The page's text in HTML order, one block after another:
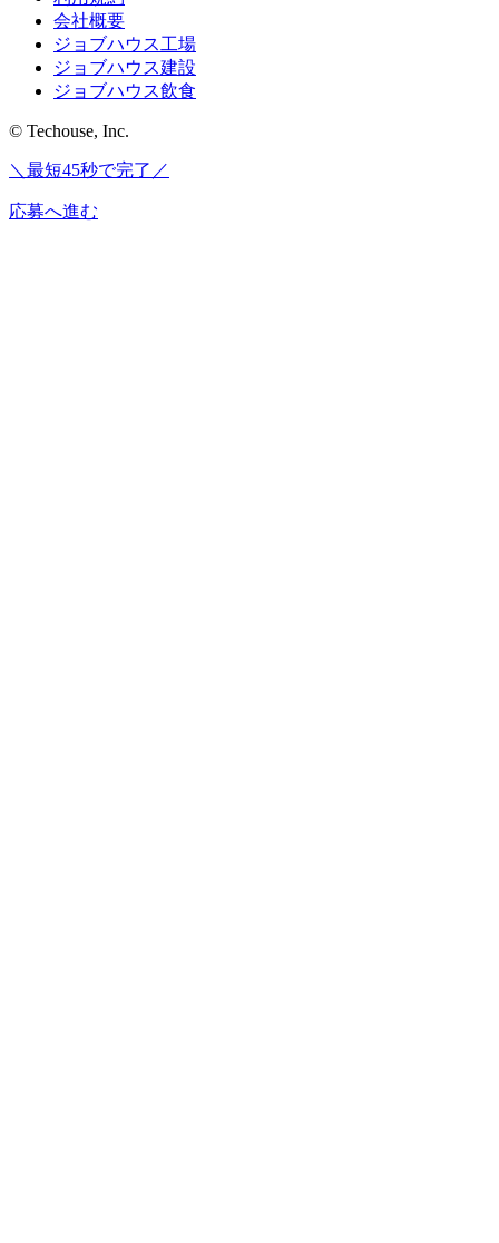
会社概要
ジョブハウス工場
ジョブハウス建設
ジョブハウス飲食
© Techouse, Inc.
＼最短45秒で完了／
応募へ進む